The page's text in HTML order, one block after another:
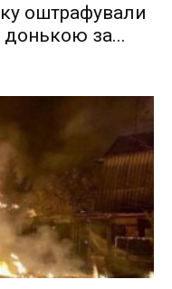
оштрафували
донькою за...